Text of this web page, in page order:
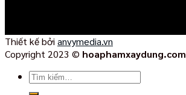
Thiết kế bởi anvymedia.vn
Copyright 2023 © hoaphamxaydung.com
Tìm
kiếm: